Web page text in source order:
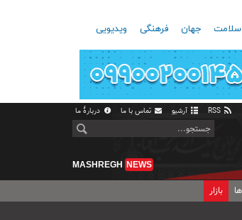
سلامت جهان فرهنگی ویدیویی